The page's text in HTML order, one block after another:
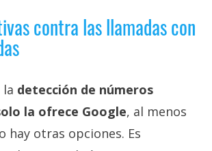
contra las llamadas con
la detección de números
la ofrece Google, al menos
hay otras opciones. Es